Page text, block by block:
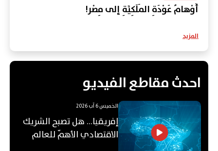
أَوْهامُ عَوْدَةِ المَلَكِيَّةِ إلى مِصْر!
المزيد
احدث مقاطع الفيديو
الخميس 6 آب 2026
إفريقيا... هل تصبح الشريك
الاقتصادي الأهمّ للعالم